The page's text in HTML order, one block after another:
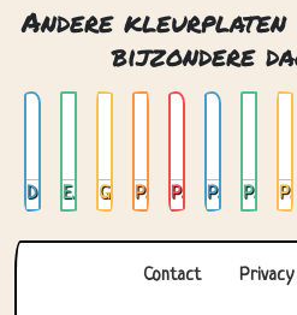
Andere kleurplaten
bijzondere
Drie eieren Eieren in mandje Paaseieren in mandje Paashaas Paashaas eieren Paashaas in het bos Paashaas kostuum
Contact Privacy